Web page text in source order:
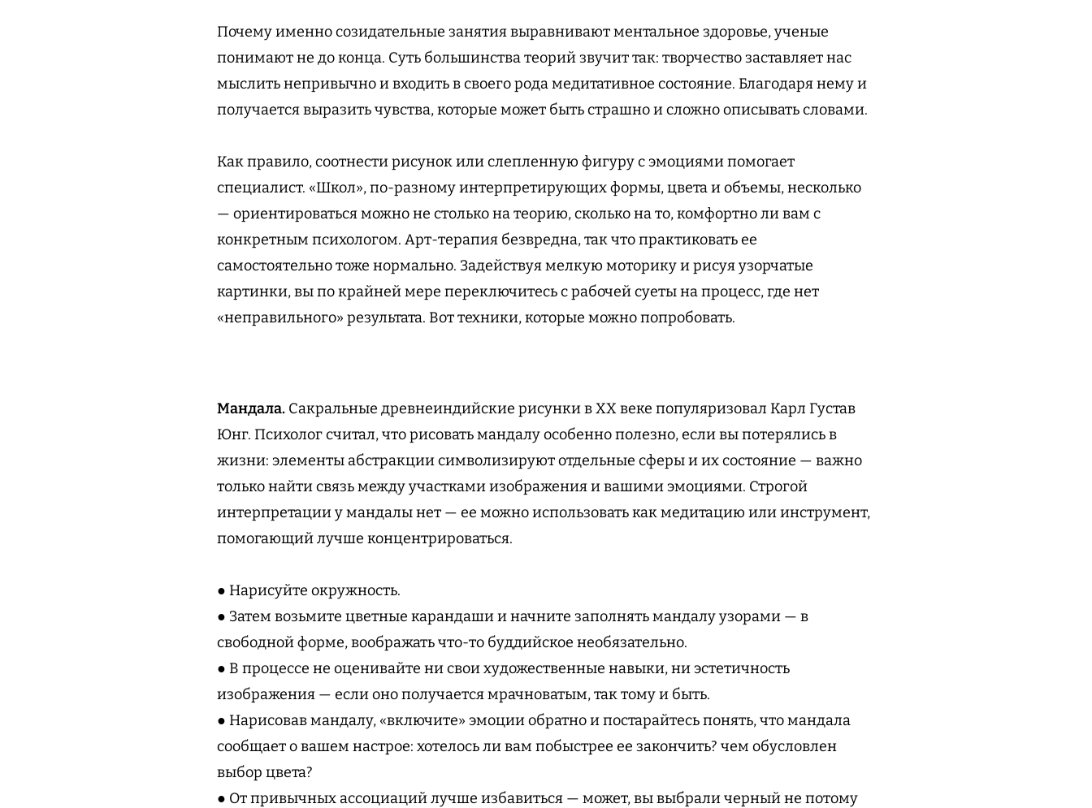
Почему именно созидательные занятия выравнивают ментальное здоровье, ученые
понимают не до конца. Суть большинства теорий звучит так: творчество заставляет нас
мыслить непривычно и входить в своего рода медитативное состояние. Благодаря нему и
получается выразить чувства, которые может быть страшно и сложно описывать словами.
Как правило, соотнести рисунок или слепленную фигуру с эмоциями помогает
специалист. «Школ», по-разному интерпретирующих формы, цвета и объемы, несколько
— ориентироваться можно не столько на теорию, сколько на то, комфортно ли вам с
конкретным психологом. Арт-терапия безвредна, так что практиковать ее
самостоятельно тоже нормально. Задействуя мелкую моторику и рисуя узорчатые
картинки, вы по крайней мере переключитесь с рабочей суеты на процесс, где нет
«неправильного» результата. Вот техники, которые можно попробовать.
Мандала. Сакральные древнеиндийские рисунки в XX веке популяризовал Карл Густав
Юнг. Психолог считал, что рисовать мандалу особенно полезно, если вы потерялись в
жизни: элементы абстракции символизируют отдельные сферы и их состояние — важно
только найти связь между участками изображения и вашими эмоциями. Строгой
интерпретации у мандалы нет — ее можно использовать как медитацию или инструмент,
помогающий лучше концентрироваться.
● Нарисуйте окружность.
● Затем возьмите цветные карандаши и начните заполнять мандалу узорами — в
свободной форме, воображать что-то буддийское необязательно.
● В процессе не оценивайте ни свои художественные навыки, ни эстетичность
изображения — если оно получается мрачноватым, так тому и быть.
● Нарисовав мандалу, «включите» эмоции обратно и постарайтесь понять, что мандала
сообщает о вашем настрое: хотелось ли вам побыстрее ее закончить? чем обусловлен
выбор цвета?
● От привычных ассоциаций лучше избавиться — может, вы выбрали черный не потому